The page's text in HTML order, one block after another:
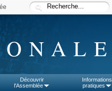
Découvrir
l'Assemblée
Informations
pratiques